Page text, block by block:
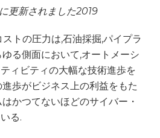
更新されました2019
トの圧力は,石油採掘,パイプラ
る側面において,オートメーシ
ィビティの大幅な技術進歩を
歩がビジネス上の利益をもた
かつてないほどのサイバー・
る.